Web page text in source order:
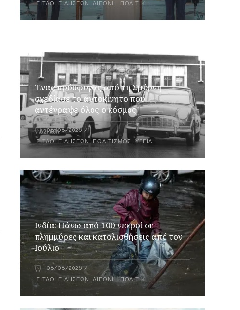
ΤΊΤΛΟΙ ΕΙΔΉΣΕΩΝ ,ΔΙΕΘΝΉ , ΠΟΛΙΤΙΚΉ
Ένας πρόσφυγας από τη Σμύρνη
σχεδίασε το αυτοκίνητο που
αντέγραψε όλος ο κόσμος
08/08/2026
ΤΊΤΛΟΙ ΕΙΔΉΣΕΩΝ ,ΠΟΛΙΤΙΣΜΌΣ,ΥΓΕΊΑ
Ινδία: Πάνω από 100 νεκροί σε
πλημμύρες και κατολισθήσεις από τον
Ιούλιο
08/08/2026
ΤΊΤΛΟΙ ΕΙΔΉΣΕΩΝ ,ΔΙΕΘΝΉ, ΠΟΛΙΤΙΚΉ